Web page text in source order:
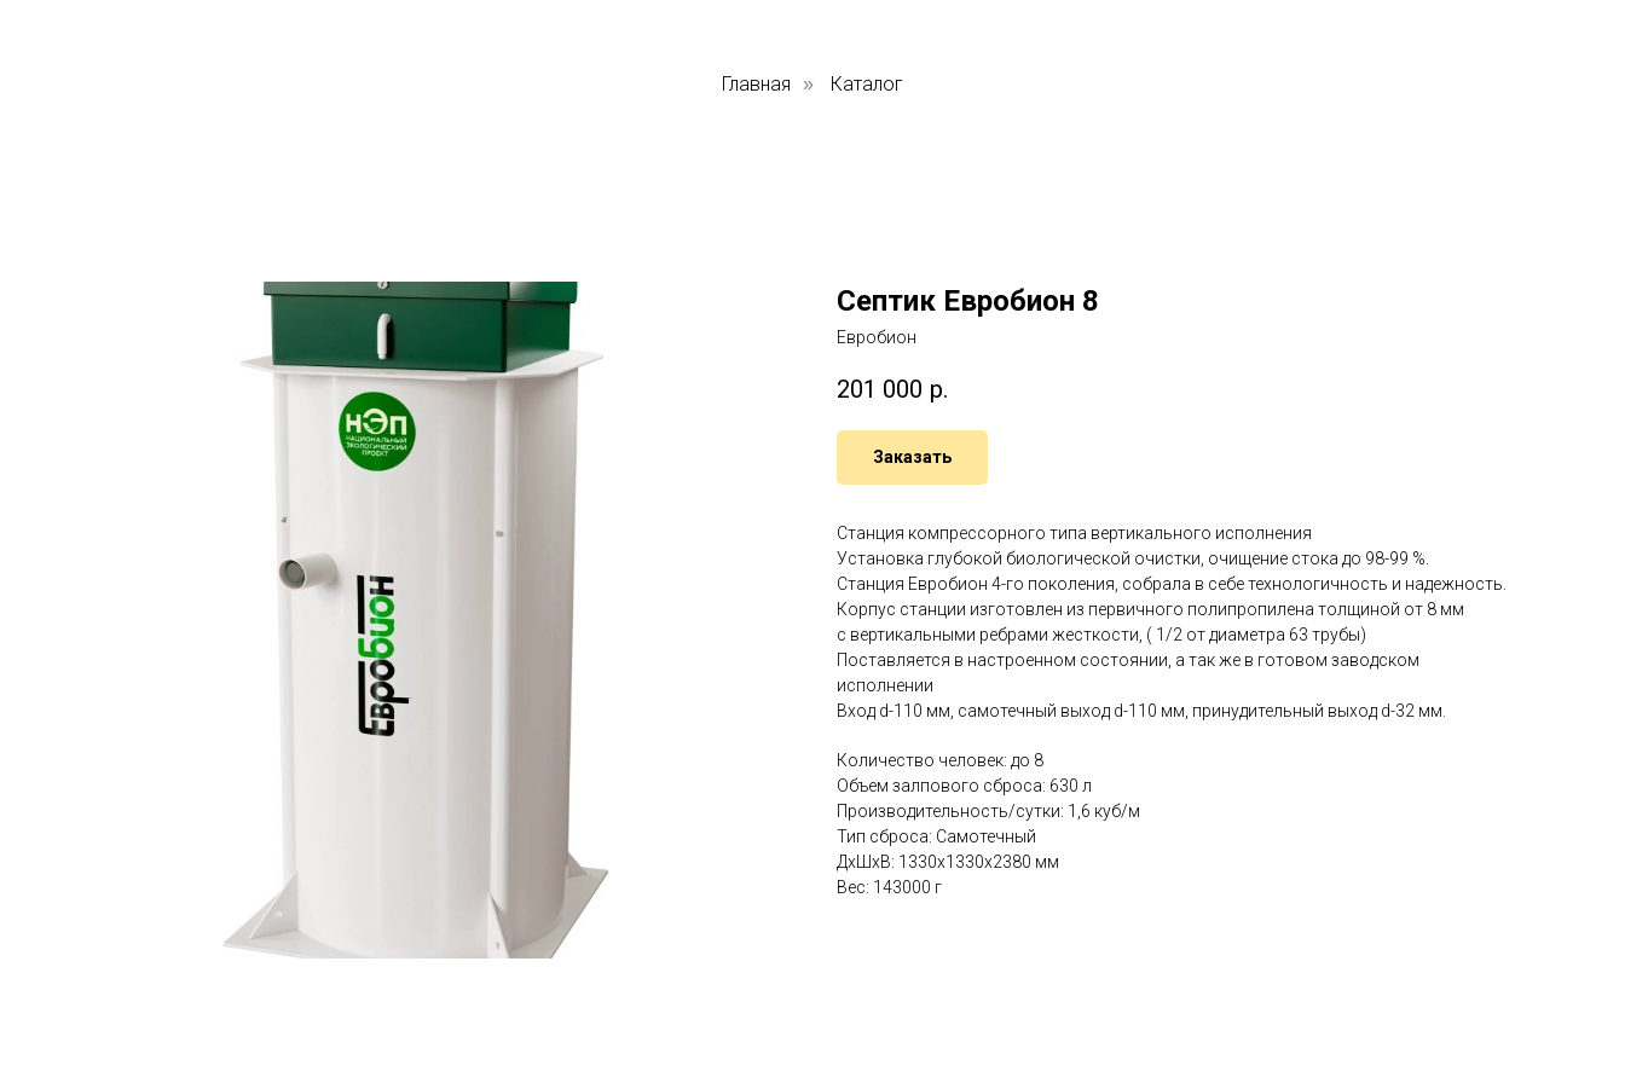
Главная » Каталог
Септик Евробион 8
Евробион
201 000 р.
Заказать
Станция компрессорного типа вертикального исполнения
Установка глубокой биологической очистки, очищение стока до 98-99 %.
Станция Евробион 4-го поколения, собрала в себе технологичность и надежность.
Корпус станции изготовлен из первичного полипропилена толщиной от 8 мм
с вертикальными ребрами жесткости, ( 1/2 от диаметра 63 трубы)
Поставляется в настроенном состоянии, а так же в готовом заводском
исполнении
Вход d-110 мм, самотечный выход d-110 мм, принудительный выход d-32 мм.
Количество человек: до 8
Объем залпового сброса: 630 л
Производительность/сутки: 1,6 куб/м
Тип сброса: Самотечный
ДxШxВ: 1330x1330x2380 мм
Вес: 143000 г